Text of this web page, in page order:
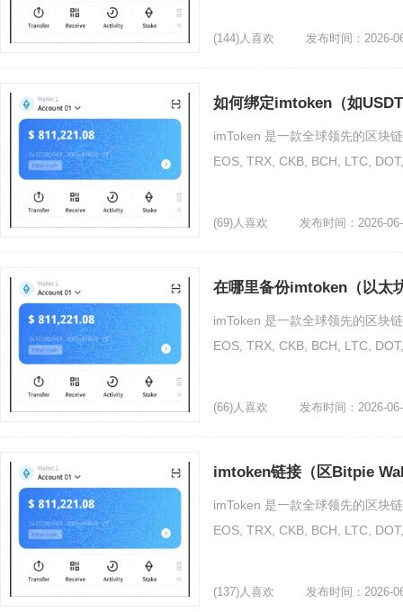
(144)人喜欢 发布时间：2026-
如何绑定imtoken（如
imToken 是一款全球领先的区块
EOS, TRX, CKB, BCH, LTC,
(69)人喜欢 发布时间：2026-
在哪里备份imtoken（以太
imToken 是一款全球领先的区块
EOS, TRX, CKB, BCH, LTC,
(66)人喜欢 发布时间：2026-
imtoken链接（区Bitpie
imToken 是一款全球领先的区块
EOS, TRX, CKB, BCH, LTC,
(137)人喜欢 发布时间：2026-